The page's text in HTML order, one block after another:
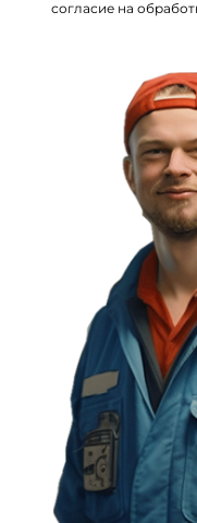
согласие на